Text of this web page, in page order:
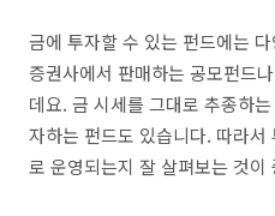
금에 투자할 수 있는 펀드에는
증권사에서 판매하는 공모펀드
데요. 금 시세를 그대로 추종하
자하는 펀드도 있습니다. 따라
로 운영되는지 잘 살펴보는 것이